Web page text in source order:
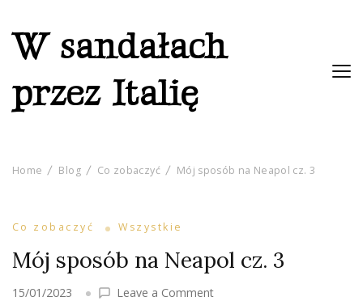
W sandałach
przez Italię
Home Blog Co zobaczyć Mój sposób na Neapol cz. 3
Co zobaczyć Wszystkie
Mój sposób na Neapol cz. 3
15/01/2023 Leave a Commenton